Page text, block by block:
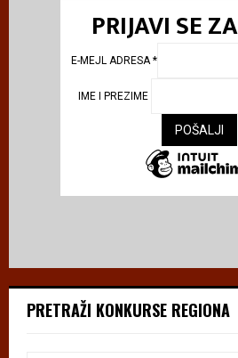
PRIJAVI SE
E-MEJL ADRESA*
IME I PREZIME
PRETRAŽI KONKURSE REGIONA